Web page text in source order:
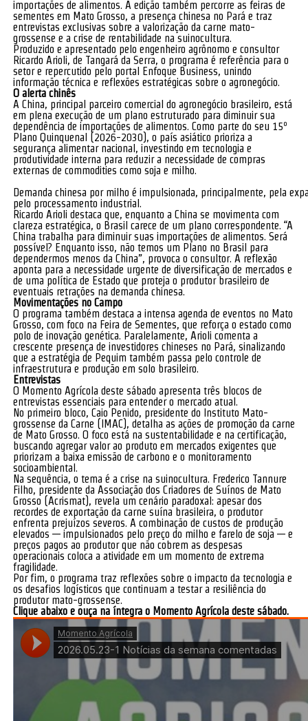
importações de alimentos. A edição também percorre as feiras de
sementes em Mato Grosso, a presença chinesa no Pará e traz
entrevistas exclusivas sobre a valorização da carne mato-
grossense e a crise de rentabilidade na suinocultura.
Produzido e apresentado pelo engenheiro agrônomo e consultor
Ricardo Arioli, de Tangará da Serra, o programa é referência para o
setor e repercutido pelo portal Enfoque Business, unindo
informação técnica e reflexões estratégicas sobre o agronegócio.
O alerta chinês
A China, principal parceiro comercial do agronegócio brasileiro, está
em plena execução de um plano estruturado para diminuir sua
dependência de importações de alimentos. Como parte do seu 15º
Plano Quinquenal (2026-2030), o país asiático prioriza a
segurança alimentar nacional, investindo em tecnologia e
produtividade interna para reduzir a necessidade de compras
externas de commodities como soja e milho.
Demanda chinesa por milho é impulsionada, principalmente, pela
pelo processamento industrial.
Ricardo Arioli destaca que, enquanto a China se movimenta com
clareza estratégica, o Brasil carece de um plano correspondente. “A
China trabalha para diminuir suas importações de alimentos. Será
possível? Enquanto isso, não temos um Plano no Brasil para
dependermos menos da China”, provoca o consultor. A reflexão
aponta para a necessidade urgente de diversificação de mercados e
de uma política de Estado que proteja o produtor brasileiro de
eventuais retrações na demanda chinesa.
Movimentações no Campo
O programa também destaca a intensa agenda de eventos no Mato
Grosso, com foco na Feira de Sementes, que reforça o estado como
polo de inovação genética. Paralelamente, Arioli comenta a
crescente presença de investidores chineses no Pará, sinalizando
que a estratégia de Pequim também passa pelo controle de
infraestrutura e produção em solo brasileiro.
Entrevistas
O Momento Agrícola deste sábado apresenta três blocos de
entrevistas essenciais para entender o mercado atual.
No primeiro bloco, Caio Penido, presidente do Instituto Mato-
grossense da Carne (IMAC), detalha as ações de promoção da carne
de Mato Grosso. O foco está na sustentabilidade e na certificação,
buscando agregar valor ao produto em mercados exigentes que
priorizam a baixa emissão de carbono e o monitoramento
socioambiental.
Na sequência, o tema é a crise na suinocultura. Frederico Tannure
Filho, presidente da Associação dos Criadores de Suínos de Mato
Grosso (Acrismat), revela um cenário paradoxal: apesar dos
recordes de exportação da carne suína brasileira, o produtor
enfrenta prejuízos severos. A combinação de custos de produção
elevados — impulsionados pelo preço do milho e farelo de soja — e
preços pagos ao produtor que não cobrem as despesas
operacionais coloca a atividade em um momento de extrema
fragilidade.
Por fim, o programa traz reflexões sobre o impacto da tecnologia e
os desafios logísticos que continuam a testar a resiliência do
produtor mato-grossense.
Clique abaixo e ouça na íntegra o Momento Agrícola deste sábado.